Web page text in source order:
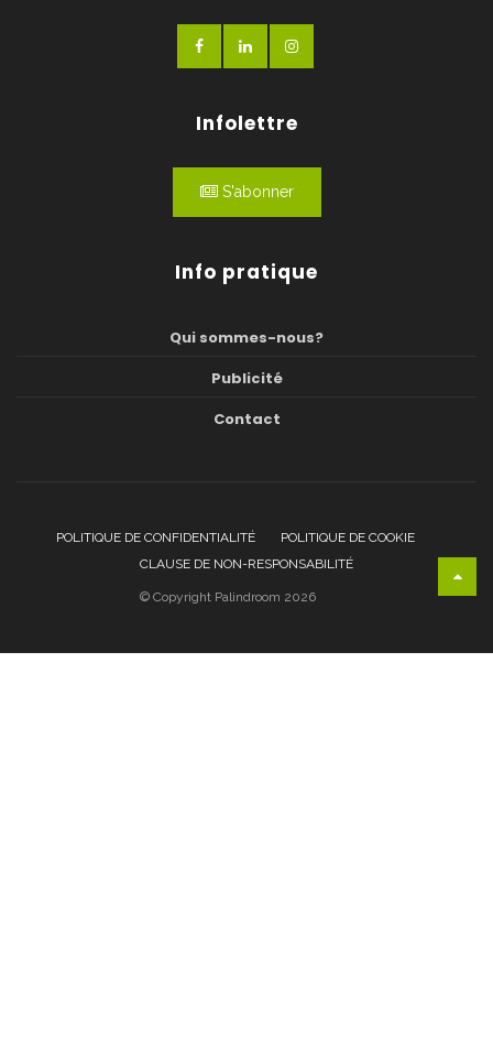
Infolettre
S'abonner
Info pratique
Qui sommes-nous?
Publicité
Contact
POLITIQUE DE CONFIDENTIALITÉ
POLITIQUE DE COOKIE
CLAUSE DE NON-RESPONSABILITÉ
© Copyright Palindroom 2026